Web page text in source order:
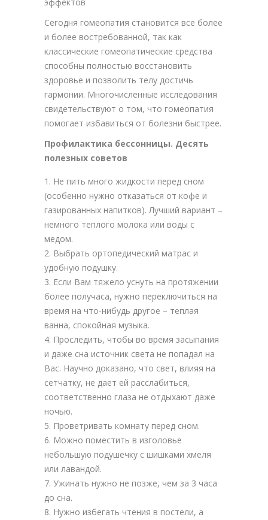
Сегодня гомеопатия становится все более
и более востребованной, так как
классические гомеопатические средства
способны полностью восстановить
здоровье и позволить телу достичь
гармонии. Многочисленные исследования
свидетельствуют о том, что гомеопатия
помогает избавиться от болезни быстрее.
Профилактика бессонницы. Десять
полезных советов
Не пить много жидкости перед сном
(особенно нужно отказаться от кофе и
газированных напитков). Лучший вариант –
немного теплого молока или воды с
медом.
Выбрать ортопедический матрас и
удобную подушку.
Если Вам тяжело уснуть на протяжении
более получаса, нужно переключиться на
время на что-нибудь другое – теплая
ванна, спокойная музыка.
Проследить, чтобы во время засыпания
и даже сна источник света не попадал на
Вас. Научно доказано, что свет, влияя на
сетчатку, не дает ей расслабиться,
соответственно глаза не отдыхают даже
ночью.
Проветривать комнату перед сном.
Можно поместить в изголовье
небольшую подушечку с шишками хмеля
или лавандой.
Ужинать нужно не позже, чем за 3 часа
до сна.
Нужно избегать чтения в постели, а